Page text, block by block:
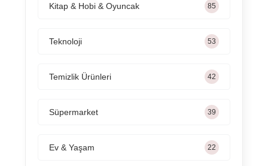
Kitap & Hobi & Oyuncak 131
Teknoloji 82
Temizlik Ürünleri 65
Süpermarket 60
Ev & Yaşam 34